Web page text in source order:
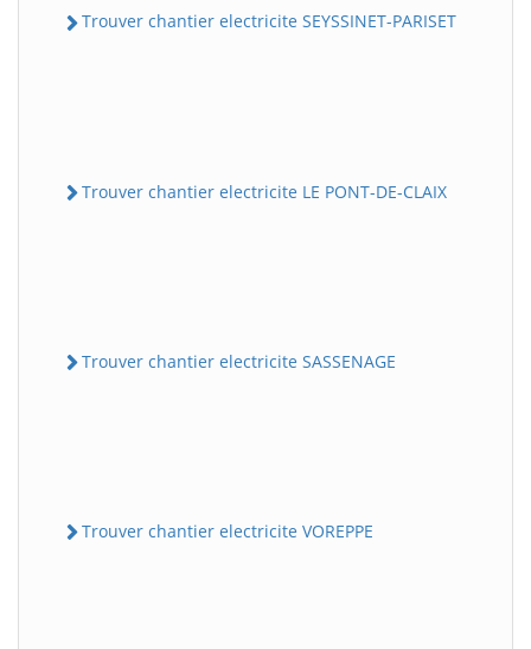
Trouver chantier electricite SEYSSINET-PARISET
Trouver chantier electricite LE PONT-DE-CLAIX
Trouver chantier electricite SASSENAGE
Trouver chantier electricite VOREPPE